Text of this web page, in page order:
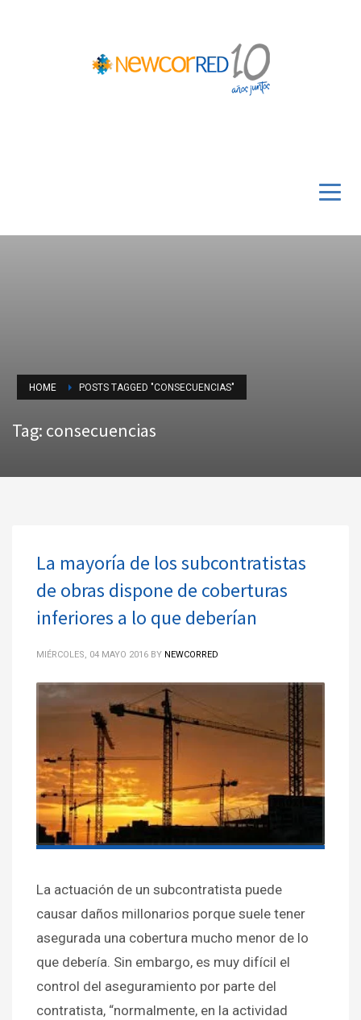
HOME POSTS TAGGED "CONSECUENCIAS"
Tag: consecuencias
La mayoría de los subcontratistas
de obras dispone de coberturas
inferiores a lo que deberían
MIÉRCOLES, 04 MAYO 2016 BY NEWCORRED
La actuación de un subcontratista puede
causar daños millonarios porque suele tener
asegurada una cobertura mucho menor de lo
que debería. Sin embargo, es muy difícil el
control del aseguramiento por parte del
contratista, “normalmente, en la actividad